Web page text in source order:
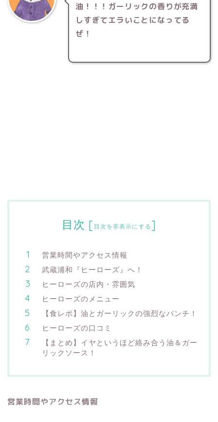
油！！！ガーリックの香りが充満
しすぎてエラいことになってる
ぜ！
目次 [ 目次を非表示にする]
営業時間やアクセス情報
武蔵浦和『ヒーローズ』へ！
ヒーローズの店内・雰囲気
ヒーローズのメニュー
【食レポ】油とガーリックの強烈なパンチ！
ヒーローズの口コミ
【まとめ】イヤというほど絡み合う油＆ガー
リックソース！
営業時間やアクセス情報